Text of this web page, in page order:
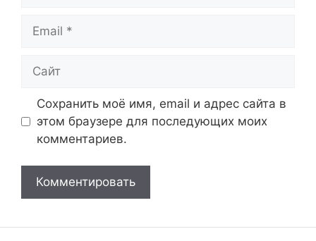
Сохранить моё имя, email и адрес сайта в
этом браузере для последующих моих
комментариев.